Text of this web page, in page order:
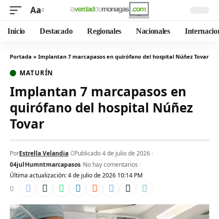
Aa
Inicio Destacado Regionales Nacionales
Portada » Implantan 7 marcapasos en quirófano del hospital Núñez Tovar
MATURÍN
Implantan 7 marcapasos en
quirófano del hospital Núñez
Tovar
Última actualización: 4 de julio de 2026 10:14 PM
PorEstrella Velandia
Publicado 4 de julio de 2026
04julHumntmarcapasos No hay comentarios